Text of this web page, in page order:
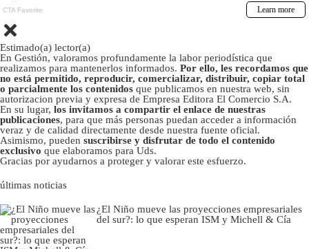
Estimado(a) lector(a)
En Gestión, valoramos profundamente la labor periodística que
realizamos para mantenerlos informados. Por ello, les recordamos que
no está permitido, reproducir, comercializar, distribuir, copiar total
o parcialmente los contenidos que publicamos en nuestra web, sin
autorizacion previa y expresa de Empresa Editora El Comercio S.A.
En su lugar, los invitamos a compartir el enlace de nuestras
publicaciones, para que más personas puedan acceder a información
veraz y de calidad directamente desde nuestra fuente oficial.
Asimismo, pueden suscribirse y disfrutar de todo el contenido
exclusivo que elaboramos para Uds.
Gracias por ayudarnos a proteger y valorar este esfuerzo.
últimas noticias
¿El Niño mueve las proyecciones empresariales
del sur?: lo que esperan ISM y Michell & Cía